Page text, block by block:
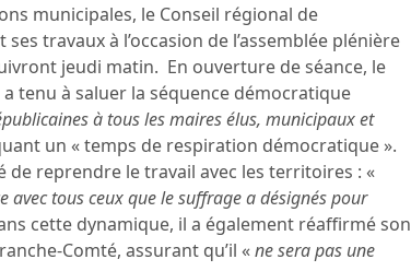
municipales, le Conseil régional de
travaux à l’occasion de l’assemblée plénière
jeudi matin. En ouverture de séance, le
tenu à saluer la séquence démocratique
à tous les maires élus, municipaux et
un « temps de respiration démocratique ».
de reprendre le travail avec les territoires : «
avec tous ceux que le suffrage a désignés pour
cette dynamique, il a également réaffirmé son
Comté, assurant qu’il «ne sera pas une